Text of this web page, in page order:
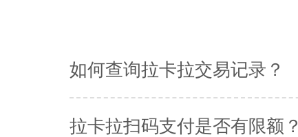
如何查询拉卡拉交易记录？
拉卡拉扫码支付是否有限额？